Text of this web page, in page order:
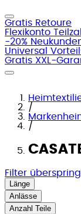
Gratis Retoure
Flexikonto
-20%
Universal
Gratis XXL-
/
/
Filter
Länge
Anlässe
Anzahl Teile